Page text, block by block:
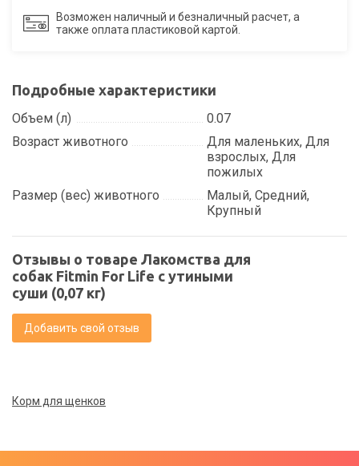
Возможен наличный и безналичный расчет, а
также оплата пластиковой картой.
Подробные характеристики
Объем (л)
0.07
Возраст животного
Для маленьких, Для
взрослых, Для
пожилых
Размер (вес) животного
Малый, Средний,
Крупный
Отзывы о товаре Лакомства для
собак Fitmin For Life с утиными
суши (0,07 кг)
Добавить свой отзыв
Корм для щенков